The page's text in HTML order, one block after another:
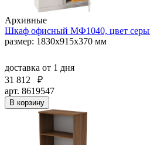
Архивные
Шкаф офисный МФ1040, цвет
размер: 1830x915x370 мм
доставка от 1 дня
31 812
₽
арт. 8619547
В корзину